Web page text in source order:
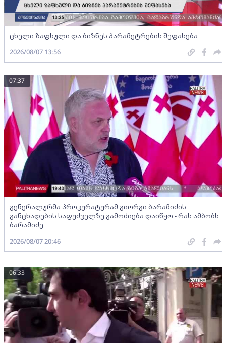
ცხელი ზაფხული და ბიზნეს პარამეტრების შეფასება
2026/08/07 13:56
გენერალურმა პროკურატურამ გიორგი ბარამიძის
განცხადების საფუძველზე გამოძიება დაიწყო - რას ამბობს
ბარამიძე
07:37
2026/08/07 20:46
06:33